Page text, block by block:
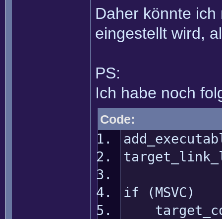
Daher könnte
eingestellt wird,
PS:
Ich habe noch
Code:
if (MSVC)